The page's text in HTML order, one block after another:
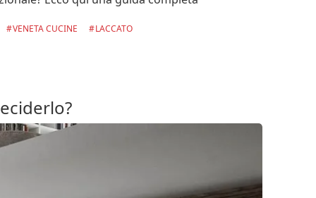
VENETA CUCINE LACCATO